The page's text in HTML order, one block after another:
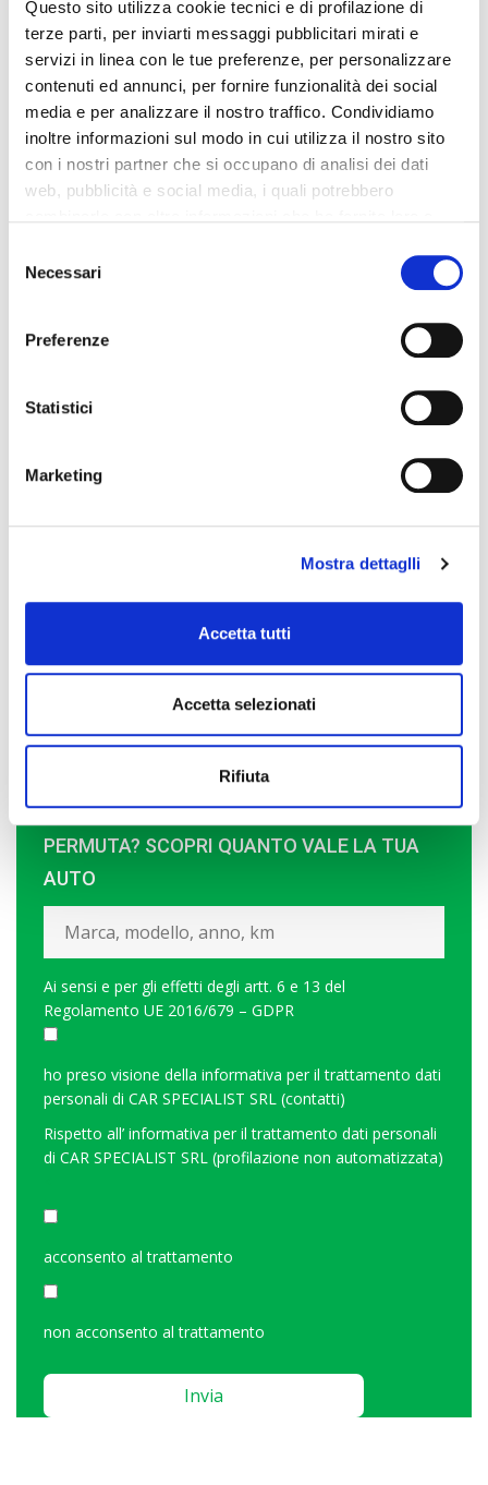
Questo sito utilizza cookie tecnici e di profilazione di
terze parti, per inviarti messaggi pubblicitari mirati e
servizi in linea con le tue preferenze, per personalizzare
contenuti ed annunci, per fornire funzionalità dei social
media e per analizzare il nostro traffico. Condividiamo
inoltre informazioni sul modo in cui utilizza il nostro sito
con i nostri partner che si occupano di analisi dei dati
web, pubblicità e social media, i quali potrebbero
mera chiusura del banner non comporta l’accettazione
tutti” o selezionando le diverse categorie di cookies
Selection
Necessari
Preferenze
Statistici
Marketing
Mostra dettaglli
Accetta tutti
Accetta selezionati
Rifiuta
Car Specialist S.r.l. declina ogni responsabilità per eventuali
involontarie incongruenze che non rappresentano in alcun modo
un impegno contrattuale.
EQUIPAGGIAMENTO
1
Autostrada
PREVENTIVO PERSONALIZZATO
PERMUTA? SCOPRI QUANTO VALE LA TUA
AUTO
Ai sensi e per gli effetti degli artt. 6 e 13 del
Regolamento UE 2016/679 – GDPR
ho preso visione della informativa per il trattamento dati
personali di CAR SPECIALIST SRL (contatti)
Rispetto all’ informativa per il trattamento dati personali
di CAR SPECIALIST SRL (profilazione non automatizzata)
acconsento al trattamento
non acconsento al trattamento
this